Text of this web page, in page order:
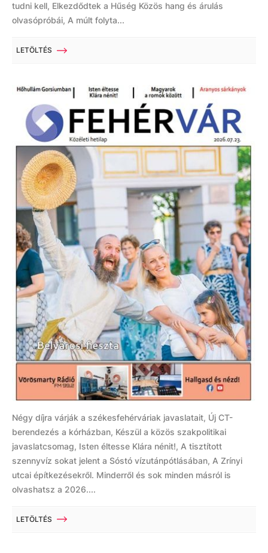
tudni kell, Elkezdődtek a Hűség Közös hang és árulás
olvasópróbái, A múlt folyta...
LETÖLTÉS
Négy díjra várják a székesfehérváriak javaslatait, Új CT-
berendezés a kórházban, Készül a közös szakpolitikai
javaslatcsomag, Isten éltesse Klára nénit!, A tisztított
szennyvíz sokat jelent a Sóstó vízutánpótlásában, A Zrínyi
utcai építkezésekről. Minderről és sok minden másról is
olvashatsz a 2026....
LETÖLTÉS